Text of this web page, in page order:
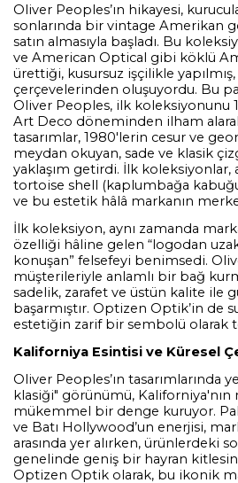
Oliver Peoples’ın hikayesi,
sonlarında bir vintage Amerikan
satın almasıyla başladı. Bu
ve American Optical gibi köklü
ürettiği, kusursuz işçilikle
çerçevelerinden oluşuyordu. Bu
Oliver Peoples, ilk koleksiyonunu
Art Deco döneminden ilham
tasarımlar, 1980'lerin cesur ve
meydan okuyan, sade ve klasik
yaklaşım getirdi. İlk koleksiyonlar,
tortoise shell (kaplumbağa
ve bu estetik hâlâ markanın
İlk koleksiyon, aynı zamanda
özelliği hâline gelen “logodan
konuşan” felsefeyi benimsedi.
müşterileriyle anlamlı bir bağ
sadelik, zarafet ve üstün kalite ile
başarmıştır. Optizen Optik’in de
estetiğin zarif bir sembolü olarak
Kaliforniya Esintisi ve Küresel
Oliver Peoples’ın tasarımlarında
klasiği" görünümü, Kaliforniya'nın
mükemmel bir denge kuruyor.
ve Batı Hollywood’un enerjisi,
arasında yer alırken, ürünlerdeki
genelinde geniş bir hayran
Optizen Optik olarak, bu ikonik